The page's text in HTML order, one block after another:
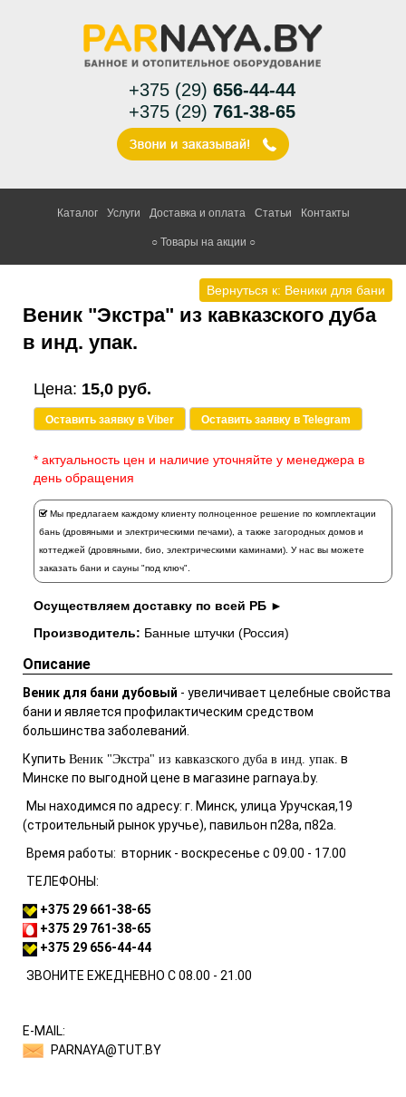
+375 (29) 656-44-44
+375 (29) 761-38-65
Каталог Услуги Доставка и оплата Статьи Контакты
○ Товары на акции ○
Вернуться к: Веники для бани
Веник "Экстра" из кавказского дуба
в инд. упак.
Цена: 15,0 руб.
Оставить заявку в Viber Оставить заявку в Telegram
* актуальность цен и наличие уточняйте у менеджера в
день обращения
Мы предлагаем каждому клиенту полноценное решение по комплектации
бань (дровяными и электрическими печами), а также загородных домов и
коттеджей (дровяными, био, электрическими каминами). У нас вы можете
заказать бани и сауны "под ключ".
Осуществляем доставку по всей РБ ►
Производитель: Банные штучки (Россия)
Описание
Веник для бани дубовый - увеличивает целебные свойства
бани и является профилактическим средством
большинства заболеваний.
Купить Веник "Экстра" из кавказского дуба в инд. упак. в
Минске по выгодной цене в магазине parnaya.by.
Мы находимся по адресу: г. Минск, улица Уручская,19
(строительный рынок уручье), павильон п28а, п82а.
Время работы: вторник - воскресенье с 09.00 - 17.00
ТЕЛЕФОНЫ:
+375 29 661-38-65
+375 29 761-38-65
+375 29 656-44-44
ЗВОНИТЕ ЕЖЕДНЕВНО С 08.00 - 21.00
Е-MAIL:
PARNAYA@TUT.BY